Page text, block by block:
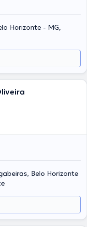
Horizonte - MG,
Belo Horizonte